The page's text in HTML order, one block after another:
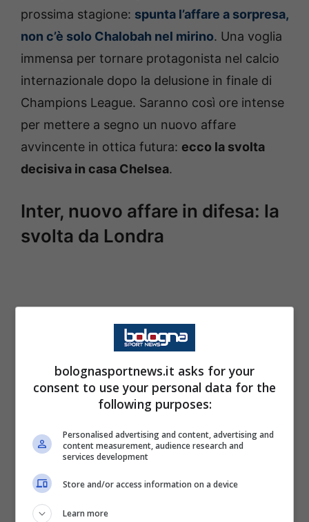
prossima stagione: spunta l’affare a sorpresa,
non c’è solo Chalobah nel mirino. Una voglia
immensa per tornare protagonista nel calcio
internazionale dopo la delusione in finale di
Champions League. Saranno così ore intense
per mettere a segno un nuovo affare
avvincente in ottica futura: ecco la svolta
decisiva in casa Chelsea.
Inter, nuovo affare in difesa: la
svolta da Londra
Sera, il difensore francese del Chelsea, Axel
suo compagno di squadra Trevor Chalobah.
Un momento decisivo per mettere a segno
retroguardia dei nerazzurri.
Classe 1998, ha militato in prestito nell’ultima
stagione con l’Aston Villa. Una novità
bolognasportnews.it asks for your
consent to use your personal data for the
following purposes:
Personalised advertising and content, advertising and
content measurement, audience research and
services development
Store and/or access information on a device
Learn more